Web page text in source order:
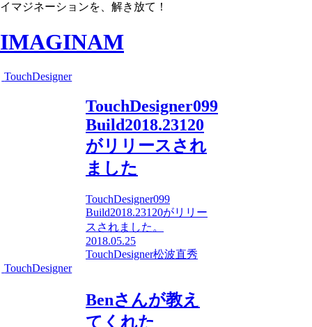
イマジネーションを、解き放て！
IMAGINAM
TouchDesigner
TouchDesigner099
Build2018.23120
がリリースされ
ました
TouchDesigner099
Build2018.23120がリリー
スされました。
2018.05.25
TouchDesigner松波直秀
TouchDesigner
Benさんが教え
てくれた